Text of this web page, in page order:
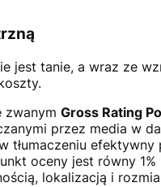
jest tanie, a wraz ze
zwanymGross Rating
przez media w
tłumaczeniu
oceny jest równy
lokalizacją i